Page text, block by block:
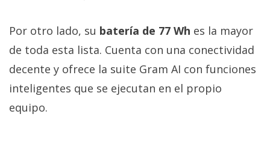
Por otro lado, su batería de 77 Wh es la mayor
de toda esta lista. Cuenta con una conectividad
decente y ofrece la suite Gram AI con funciones
inteligentes que se ejecutan en el propio
equipo.